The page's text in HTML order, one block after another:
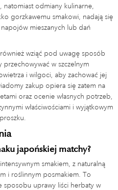
natomiast odmiany kulinarne,
gorzkawemu smakowi, nadają się
mieszanych lub dań
wziąć pod uwagę sposób
przechowywać w szczelnym
i wilgoci, aby zachować jej
zakup opiera się zatem na
oraz ocenie własnych potrzeb,
właściwościami i wyjątkowym
japońskiej matchy?
smakiem, z naturalną
i roślinnym posmakiem. To
sposobu uprawy liści herbaty w